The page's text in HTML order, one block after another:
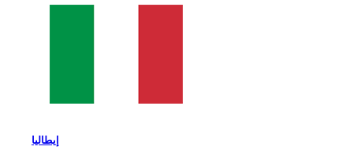
إيطاليا